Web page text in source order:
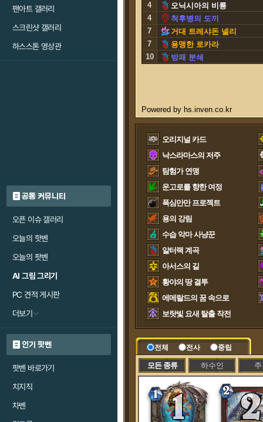
팬아트 갤러리
스크린샷 갤러리
하스스톤 영상관
공통 커뮤니티
오픈 이슈 갤러리
오늘의 핫벤
오늘의 팟벤
AI 그림 그리기
PC 견적 게시판
더보기
인기 팟벤
팟벤 바로가기
치지직
차벤
4
오닉시아의 비룡
4
척후병의 도끼
7
거대 트레샤돈 넬리
7
용맹한 로카라
10
방패 분쇄
오리지널 카드
낙스라마스의 저주
탐험가 연맹
운고로를 향한 여정
폭심만만 프로젝트
용의 강림
수습 악마 사냥꾼
알터랙 계곡
아서스의 길
황야의 땅 결투
에메랄드의 꿈 속으로
보랏빛 요새 탈출 작전
전체 전사 중립
모든 종류 하수인